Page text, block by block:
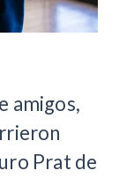
amigos,
Prat de